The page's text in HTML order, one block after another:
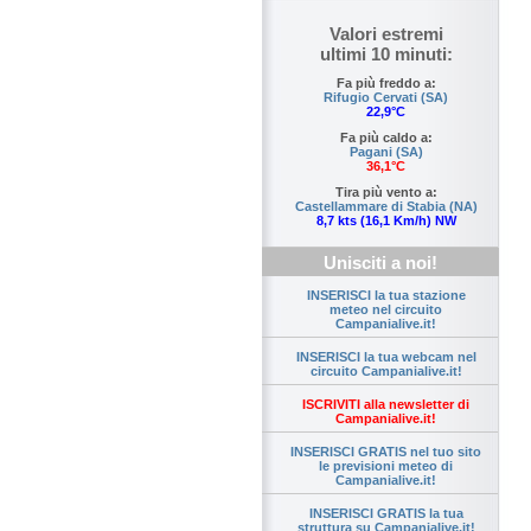
Valori estremi
ultimi 10 minuti:
Fa più freddo a:
Rifugio Cervati (SA)
22,9°C
Fa più caldo a:
Pagani (SA)
36,1°C
Tira più vento a:
Castellammare di Stabia (NA)
8,7 kts (16,1 Km/h) NW
Unisciti a noi!
INSERISCI la tua stazione
meteo nel circuito
Campanialive.it!
INSERISCI la tua webcam nel
circuito Campanialive.it!
ISCRIVITI alla newsletter di
Campanialive.it!
INSERISCI GRATIS nel tuo sito
le previsioni meteo di
Campanialive.it!
INSERISCI GRATIS la tua
struttura su Campanialive.it!